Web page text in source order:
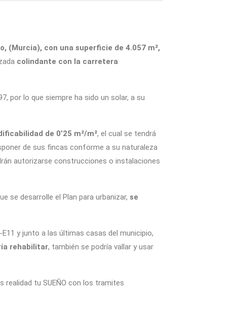
(Murcia), con una superficie de 4.057 m²,
colindante con la carretera
por lo que siempre ha sido un solar, a su
de 0’25 m²/m², el cual se tendrá
de sus fincas conforme a su naturaleza
autorizarse construcciones o instalaciones
se desarrolle el Plan para urbanizar, se
y junto a las últimas casas del municipio,
rehabilitar, también se podría vallar y usar
realidad tu SUEÑO con los tramites